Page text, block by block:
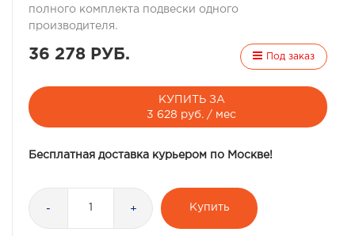
полного комплекта подвески одного
производителя.
36 278 РУБ. Под заказ
КУПИТЬ ЗА
3 628 руб. / мес
Бесплатная доставка курьером по Москве!
- + Купить